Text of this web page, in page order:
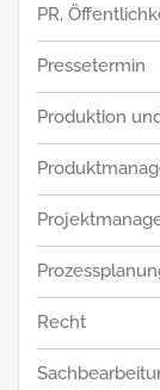
PR,
Pressetermin
Produktion
Recht